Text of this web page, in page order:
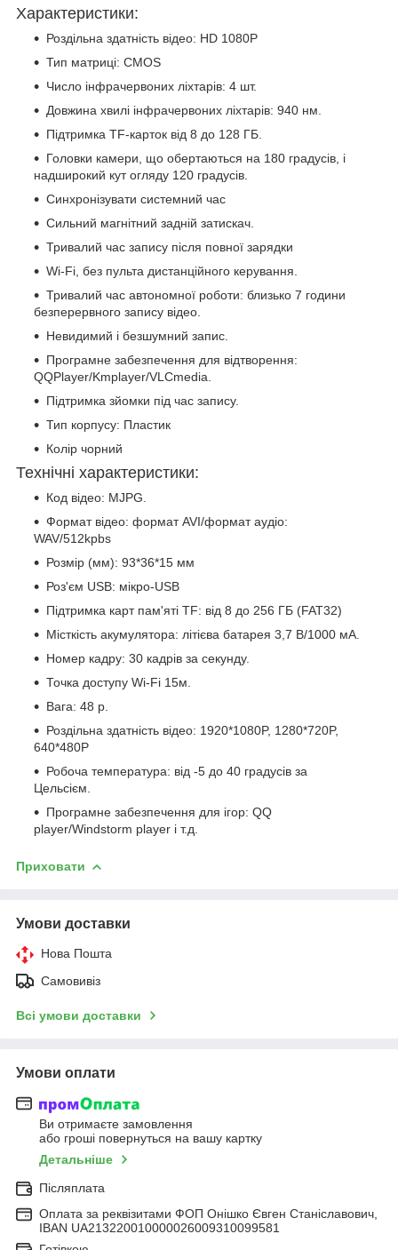
Характеристики:
Роздільна здатність відео: HD 1080P
Тип матриці: CMOS
Число інфрачервоних ліхтарів: 4 шт.
Довжина хвилі інфрачервоних ліхтарів: 940 нм.
Підтримка TF-карток від 8 до 128 ГБ.
Головки камери, що обертаються на 180 градусів, і
надширокий кут огляду 120 градусів.
Синхронізувати системний час
Сильний магнітний задній затискач.
Тривалий час запису після повної зарядки
Wi-Fi, без пульта дистанційного керування.
Тривалий час автономної роботи: близько 7 години
безперервного запису відео.
Невидимий і безшумний запис.
Програмне забезпечення для відтворення:
QQPlayer/Kmplayer/VLCmedia.
Підтримка зйомки під час запису.
Тип корпусу: Пластик
Колір чорний
Технічні характеристики:
Код відео: MJPG.
Формат відео: формат AVI/формат аудіо:
WAV/512kpbs
Розмір (мм): 93*36*15 мм
Роз'єм USB: мікро-USB
Підтримка карт пам'яті TF: від 8 до 256 ГБ (FAT32)
Місткість акумулятора: літієва батарея 3,7 В/1000 мА.
Номер кадру: 30 кадрів за секунду.
Точка доступу Wi-Fi 15м.
Вага: 48 р.
Роздільна здатність відео: 1920*1080P, 1280*720P,
640*480P
Робоча температура: від -5 до 40 градусів за
Цельсієм.
Програмне забезпечення для ігор: QQ
player/Windstorm player і т.д.
Приховати
Умови доставки
Нова Пошта
Самовивіз
Всі умови доставки
Умови оплати
Ви отримаєте замовлення
або гроші повернуться на вашу картку
Детальніше
Післяплата
Оплата за реквізитами ФОП Онішко Євген Станіславович,
IBAN UA213220010000026009310099581